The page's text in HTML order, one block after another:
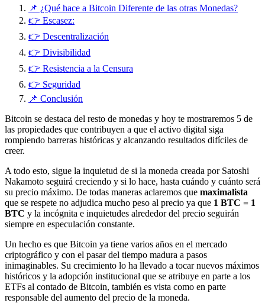
📌 ¿Qué hace a Bitcoin Diferente de las otras Monedas?
👉 Escasez:
👉 Descentralización
👉 Divisibilidad
👉 Resistencia a la Censura
👉 Seguridad
📌 Conclusión
Bitcoin se destaca del resto de monedas y hoy te mostraremos 5 de
las propiedades que contribuyen a que el activo digital siga
rompiendo barreras históricas y alcanzando resultados difíciles de
creer.
A todo esto, sigue la inquietud de si la moneda creada por Satoshi
Nakamoto seguirá creciendo y si lo hace, hasta cuándo y cuánto será
su precio máximo. De todas maneras aclaremos que maximalista
que se respete no adjudica mucho peso al precio ya que 1 BTC = 1
BTC y la incógnita e inquietudes alrededor del precio seguirán
siempre en especulación constante.
Un hecho es que Bitcoin ya tiene varios años en el mercado
criptográfico y con el pasar del tiempo madura a pasos
inimaginables. Su crecimiento lo ha llevado a tocar nuevos máximos
históricos y la adopción institucional que se atribuye en parte a los
ETFs al contado de Bitcoin, también es vista como en parte
responsable del aumento del precio de la moneda.